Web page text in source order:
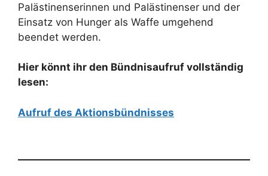
Palästinenserinnen und Palästinenser und der
Einsatz von Hunger als Waffe umgehend
beendet werden.
Hier könnt ihr den Bündnisaufruf vollständig
lesen:
Aufruf des Aktionsbündnisses